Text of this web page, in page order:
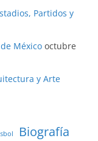
Partidos y
México octubre
y Arte
Biografía